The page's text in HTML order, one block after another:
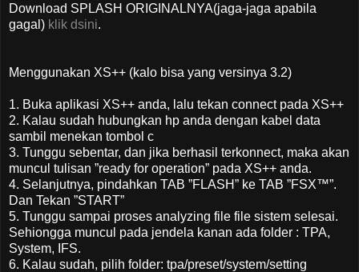
Download SPLASH ORIGINALNYA(jaga-jaga apabila
gagal) klik dsini.
Menggunakan XS++ (kalo bisa yang versinya 3.2)
1. Buka aplikasi XS++ anda, lalu tekan connect pada XS++
2. Kalau sudah hubungkan hp anda dengan kabel data
sambil menekan tombol c
3. Tunggu sebentar, dan jika berhasil terkonnect, maka akan
muncul tulisan ”ready for operation” pada XS++ anda.
4. Selanjutnya, pindahkan TAB ”FLASH” ke TAB ”FSX™”.
Dan Tekan ”START”
5. Tunggu sampai proses analyzing file file sistem selesai.
Sehiongga muncul pada jendela kanan ada folder : TPA,
System, IFS.
6. Kalau sudah, pilih folder: tpa/preset/system/setting